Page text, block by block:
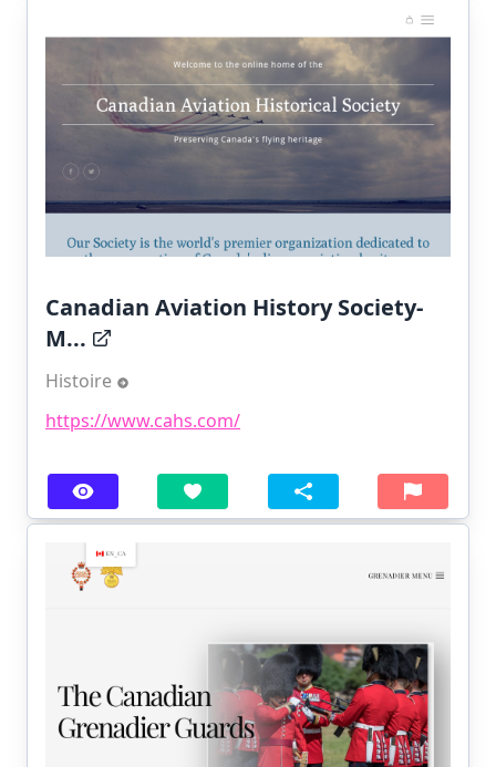
Canadian Aviation History Society-
M...
Histoire
https://www.cahs.com/